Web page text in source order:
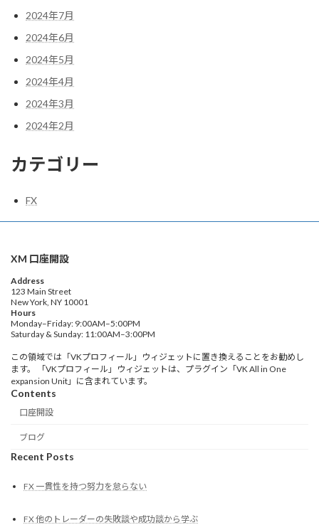
2024年7月
2024年6月
2024年5月
2024年4月
2024年3月
2024年2月
カテゴリー
FX
XM 口座開設
Address
123 Main Street
New York, NY 10001
Hours
Monday–Friday: 9:00AM–5:00PM
Saturday & Sunday: 11:00AM–3:00PM
この領域では「VKプロフィール」ウィジェットに置き換えることをお勧めし
ます。 「VKプロフィール」ウィジェットは、プラグイン「VK All in One
expansion Unit」に含まれています。
Contents
口座開設
ブログ
Recent Posts
FX 一貫性を持つ努力を怠らない
FX 他のトレーダーの失敗談や成功談から学ぶ